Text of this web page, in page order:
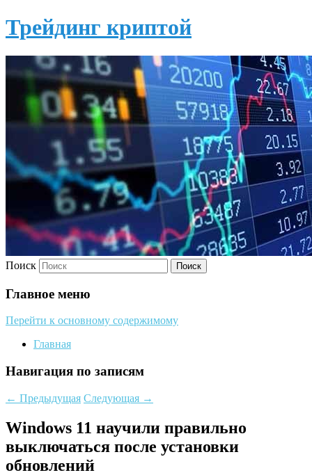
Трейдинг криптой
Поиск
Главное меню
Перейти к основному содержимому
Главная
Навигация по записям
← Предыдущая Следующая →
Windows 11 научили правильно
выключаться после установки
обновлений